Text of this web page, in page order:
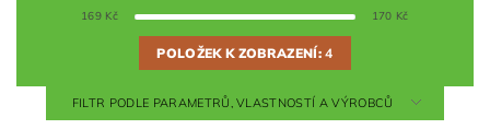
169 Kč 170 Kč
POLOŽEK K ZOBRAZENÍ:4
FILTR PODLE PARAMETRŮ, VLASTNOSTÍ A VÝROBCŮ